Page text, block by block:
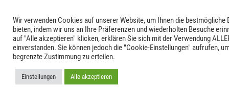
Wir verwenden Cookies auf unserer Website, um Ihnen die bestmögliche
bieten, indem wir uns an Ihre Präferenzen und wiederholten Besuche
auf "Alle akzeptieren" klicken, erklären Sie sich mit der Verwendung
einverstanden. Sie können jedoch die "Cookie-Einstellungen" aufrufen,
begrenzte Zustimmung zu erteilen.
Einstellungen Alle akzeptieren